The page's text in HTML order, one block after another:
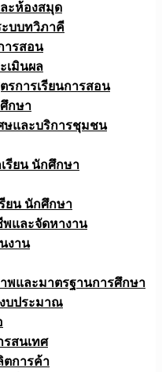
ะห้องสมุด
บบทวิภาคี
ารสอน
เมินผล
การเรียนการสอน
กษา
ษและบริการชุมชน
รียน นักศึกษา
ยน นักศึกษา
และจัดหางาน
งาน
พและมาตรฐานการศึกษา
บประมาณ
สนเทศ
ตการค้า